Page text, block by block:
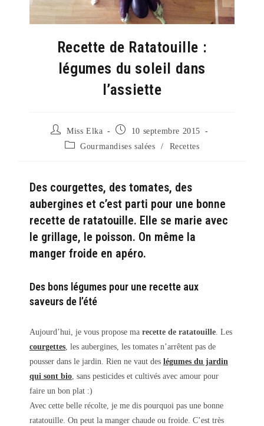
Recette de Ratatouille :
légumes du soleil dans
l’assiette
Auteur/autrice
Miss Elka
Publication
10 septembre 2015
Post Gourmandises salées / Recettes
Des courgettes, des tomates, des
aubergines et c’est parti pour une bonne
recette de ratatouille. Elle se marie avec
le grillage, le poisson. On même la
manger froide en apéro.
Des bons légumes pour une recette aux
saveurs de l’été
Aujourd’hui, je vous propose ma recette de ratatouille. Les
courgettes, les aubergines, les tomates n’arrêtent pas de
pousser dans le jardin. Rien ne vaut des légumes du jardin
qui sont bio, sans pesticides et cultivés avec amour pour
faire un bon plat :)
Avec cette belle récolte, je me dis pourquoi pas une bonne
ratatouille. On peut la manger chaude ou froide. C’est très